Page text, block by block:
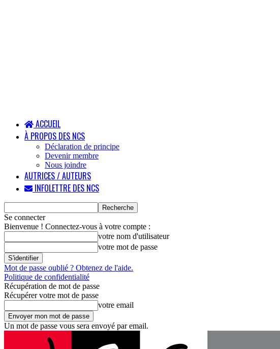
ACCUEIL
À PROPOS DES NCS
Déclaration de principe
Devenir membre
Nous joindre
AUTRICES / AUTEURS
INFOLETTRE DES NCS
Se connecter
Bienvenue ! Connectez-vous à votre compte :
votre nom d'utilisateur
votre mot de passe
Mot de passe oublié ? Obtenez de l'aide.
Politique de confidentialité
Récupération de mot de passe
Récupérer votre mot de passe
votre email
Un mot de passe vous sera envoyé par email.